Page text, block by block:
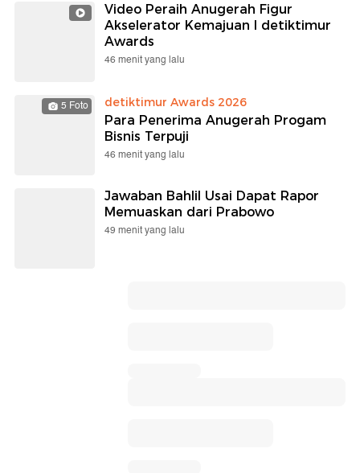
Video Peraih Anugerah Figur
Akselerator Kemajuan I detiktimur
Awards
46 menit yang lalu
5 Foto detiktimur Awards 2026
Para Penerima Anugerah Progam
Bisnis Terpuji
46 menit yang lalu
Jawaban Bahlil Usai Dapat Rapor
Memuaskan dari Prabowo
49 menit yang lalu